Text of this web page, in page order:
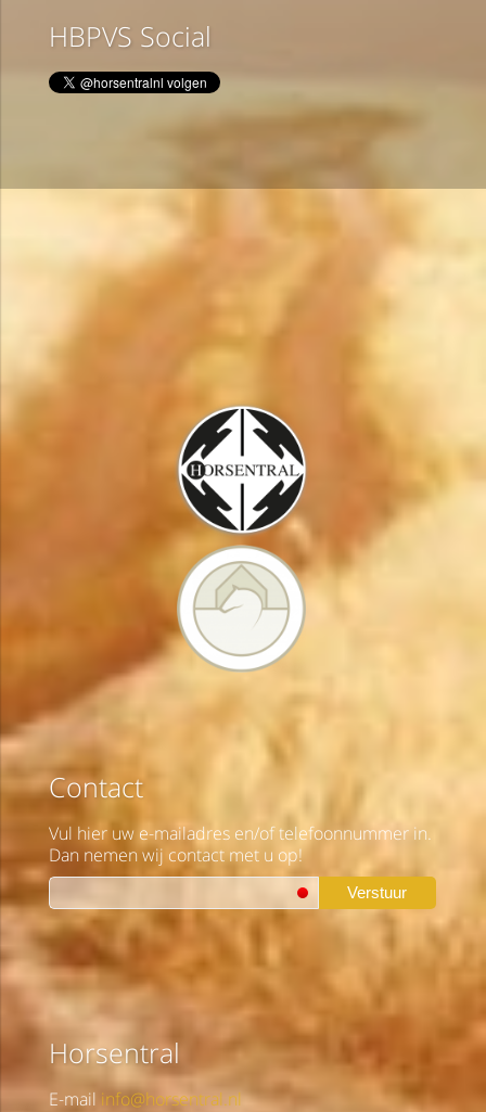
HBPVS Social
Contact
Vul hier uw e-mailadres en/of telefoonnummer in.
Dan nemen wij contact met u op!
Verstuur
Horsentral
E-mail info@horsentral.nl